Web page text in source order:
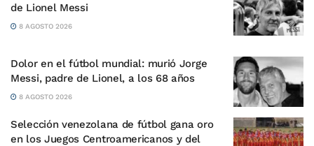
de Lionel Messi
8 AGOSTO 2026
Dolor en el fútbol mundial: murió Jorge
Messi, padre de Lionel, a los 68 años
8 AGOSTO 2026
Selección venezolana de fútbol gana oro
en los Juegos Centroamericanos y del